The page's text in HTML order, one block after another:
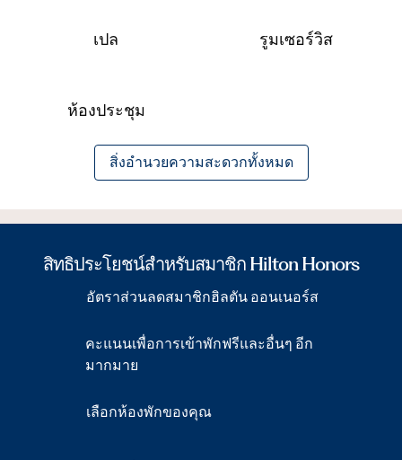
เปล รูมเซอร์วิส
ห้องประชุม
สิ่งอํานวยความสะดวกทั้งหมด
สิทธิประโยชน์สำหรับสมาชิก Hilton Honors
อัตราส่วนลดสมาชิกฮิลตัน ออนเนอร์ส
คะแนนเพื่อการเข้าพักฟรีและอื่นๆ อีก
มากมาย
เลือกห้องพักของคุณ